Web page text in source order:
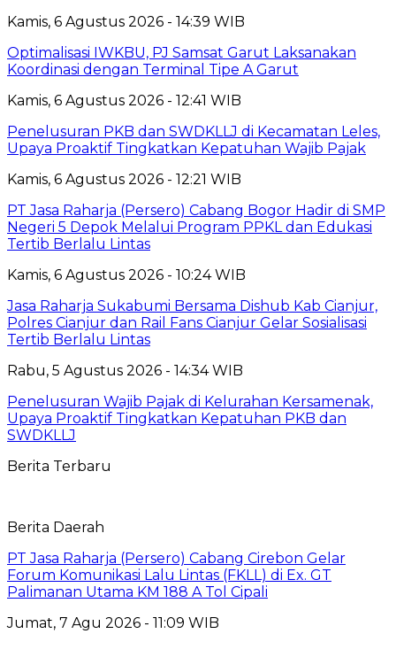
Kamis, 6 Agustus 2026 - 14:39 WIB
Optimalisasi IWKBU, PJ Samsat Garut Laksanakan
Koordinasi dengan Terminal Tipe A Garut
Kamis, 6 Agustus 2026 - 12:41 WIB
Penelusuran PKB dan SWDKLLJ di Kecamatan Leles,
Upaya Proaktif Tingkatkan Kepatuhan Wajib Pajak
Kamis, 6 Agustus 2026 - 12:21 WIB
PT Jasa Raharja (Persero) Cabang Bogor Hadir di SMP
Negeri 5 Depok Melalui Program PPKL dan Edukasi
Tertib Berlalu Lintas
Kamis, 6 Agustus 2026 - 10:24 WIB
Jasa Raharja Sukabumi Bersama Dishub Kab Cianjur,
Polres Cianjur dan Rail Fans Cianjur Gelar Sosialisasi
Tertib Berlalu Lintas
Rabu, 5 Agustus 2026 - 14:34 WIB
Penelusuran Wajib Pajak di Kelurahan Kersamenak,
Upaya Proaktif Tingkatkan Kepatuhan PKB dan
SWDKLLJ
Berita Terbaru
Berita Daerah
PT Jasa Raharja (Persero) Cabang Cirebon Gelar
Forum Komunikasi Lalu Lintas (FKLL) di Ex. GT
Palimanan Utama KM 188 A Tol Cipali
Jumat, 7 Agu 2026 - 11:09 WIB